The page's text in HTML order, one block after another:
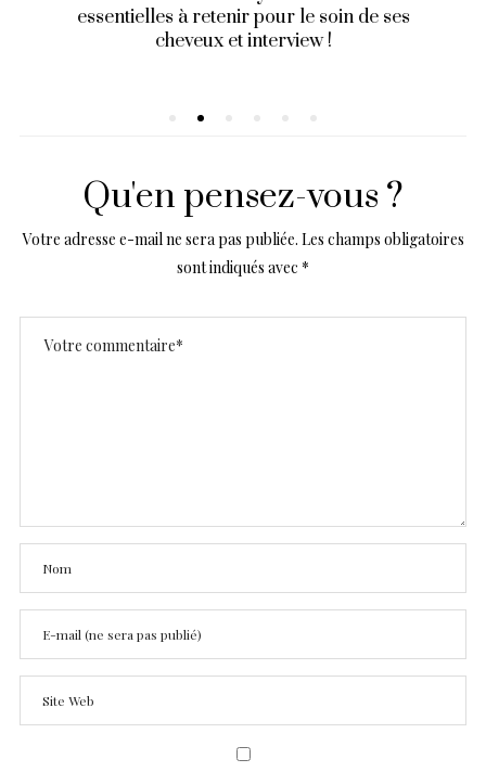
essentielles à retenir pour le soin de ses
cheveux et interview !
Qu'en pensez-vous ?
Votre adresse e-mail ne sera pas publiée. Les champs obligatoires
sont indiqués avec *